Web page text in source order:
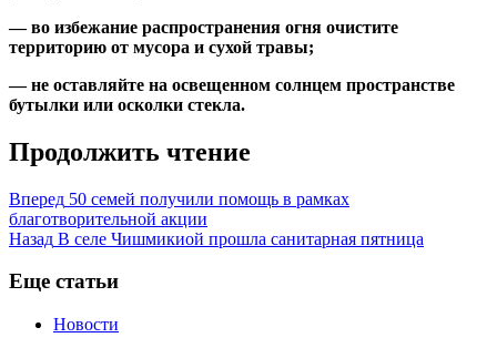
— во избежание распространения огня очистите
территорию от мусора и сухой травы;
— не оставляйте на освещенном солнцем пространстве
бутылки или осколки стекла.
Продолжить чтение
Вперед 50 семей получили помощь в рамках
благотворительной акции
Назад В селе Чишмикиой прошла санитарная пятница
Еще статьи
Новости